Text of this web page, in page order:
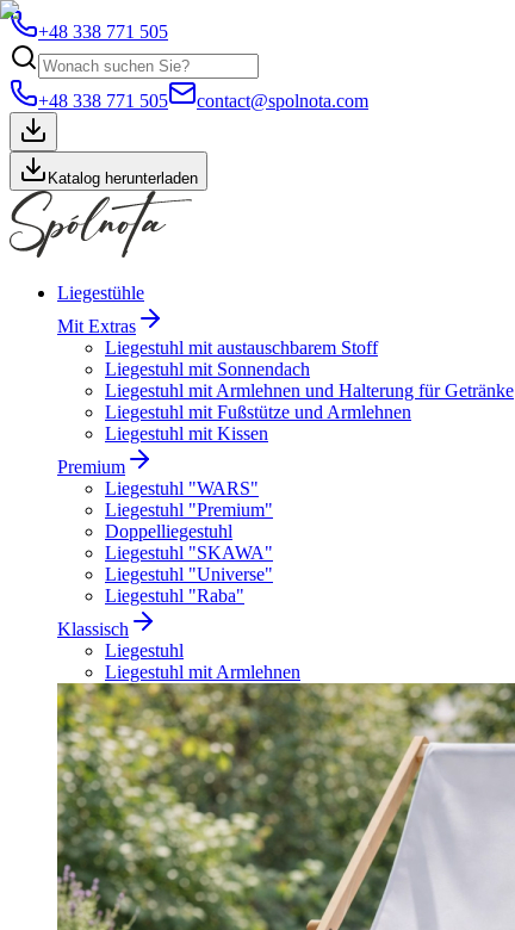
+48 338 771 505
+48 338 771 505 contact@spolnota.com
Katalog herunterladen
Liegestühle
Mit Extras
Liegestuhl mit austauschbarem Stoff
Liegestuhl mit Sonnendach
Liegestuhl mit Armlehnen und Halterung für Getränke
Liegestuhl mit Fußstütze und Armlehnen
Liegestuhl mit Kissen
Premium
Liegestuhl "WARS"
Liegestuhl "Premium"
Doppelliegestuhl
Liegestuhl "SKAWA"
Liegestuhl "Universe"
Liegestuhl "Raba"
Klassisch
Liegestuhl
Liegestuhl mit Armlehnen